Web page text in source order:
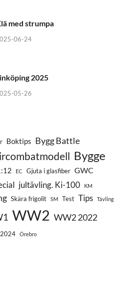
med strumpa
06-24
2025
05-26
Boktips Bygg Battle
Bygge
EC Gjuta i glasfiber GWC
jultävling. Ki-100 KM
Skära frigolit SM Test Tips Tävling
WW2 WW2 2022
Örebro